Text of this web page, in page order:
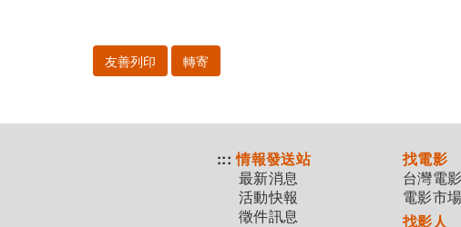
友善列印 轉寄
::: 情報發送站
最新消息
活動快報
徵件訊息
找電影
台灣電
電影市
找影人